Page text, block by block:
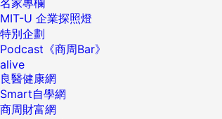
MIT-U 企業探照燈
特別企劃
Podcast《商周Bar》
alive
良醫健康網
Smart自學網
商周財富網